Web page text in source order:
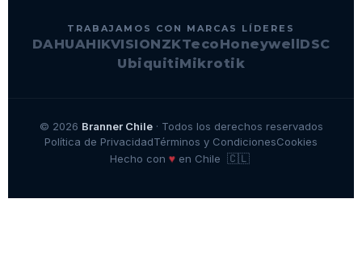
TRABAJAMOS CON MARCAS LÍDERES
DAHUAHIKVISIONZKTecoHoneywellDSC
UbiquitiMikrotik
© 2026 Branner Chile· Todos los derechos reservados
Política de PrivacidadTérminos y CondicionesCookies
Hecho con ♥en Chile 🇨🇱